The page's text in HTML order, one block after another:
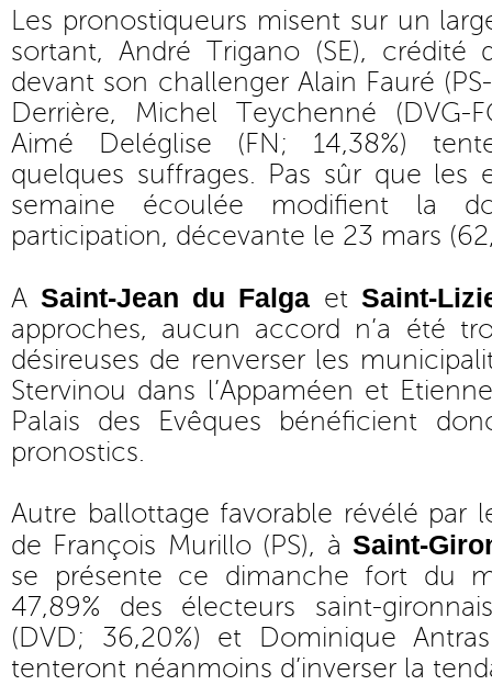
Les pronostiqueurs misent sur un
sortant, André Trigano (SE), crédité
devant son challenger Alain Fauré
Derrière, Michel Teychenné (DVG-
Aimé Deléglise (FN; 14,38%)
quelques suffrages. Pas sûr que les
semaine écoulée modifient la
participation, décevante le 23 mars
ASaint-Jean du Falga et Saint-
approches, aucun accord n’a été
désireuses de renverser les
Stervinou dans l’Appaméen et
Palais des Evêques bénéficient
pronostics.
Autre ballottage favorable révélé par
de François Murillo (PS), à Saint-
se présente ce dimanche fort du
47,89% des électeurs saint-
(DVD; 36,20%) et Dominique Antras
tenteront néanmoins d’inverser la